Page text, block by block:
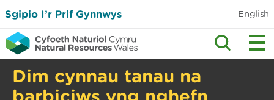
Sgipio I’r Prif Gynnwys English
Dim cynnau tanau na
barbiciws yng nghefn